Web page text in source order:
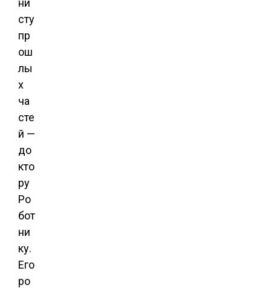
ни
сту
пр
ош
лы
х
ча
сте
й —
до
кто
ру
Ро
бот
ни
ку.
Его
ро